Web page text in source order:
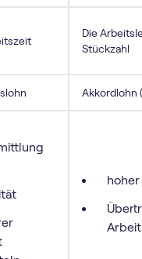
Die
Stückzahl
Akkordlohn